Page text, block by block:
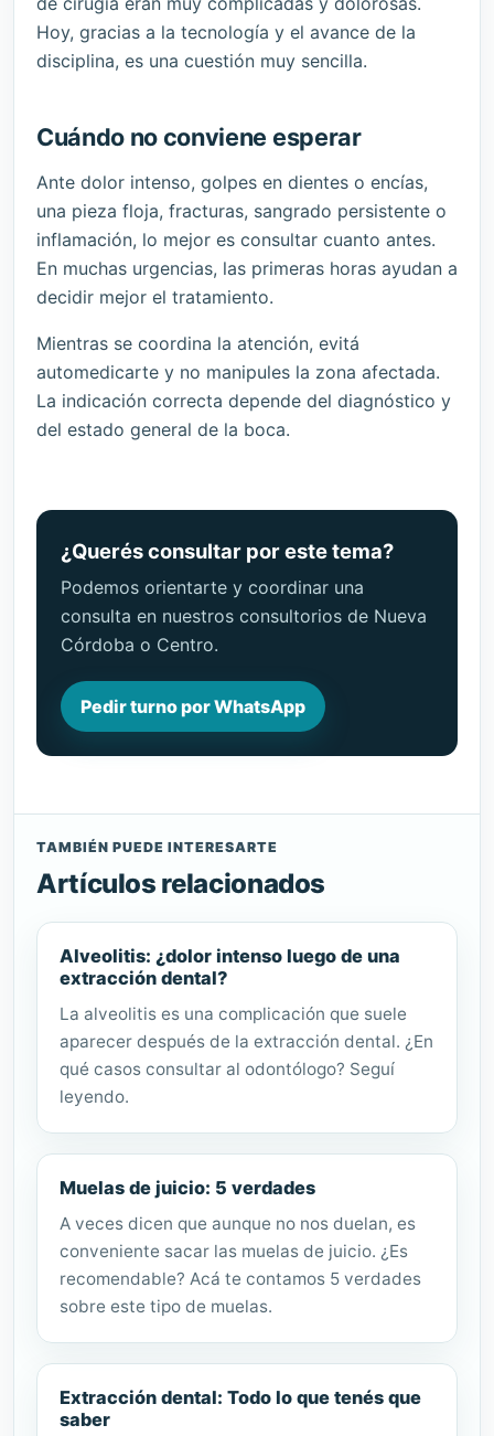
Hoy, gracias a la tecnología y el avance de la
disciplina, es una cuestión muy sencilla.
Cuándo no conviene esperar
Ante dolor intenso, golpes en dientes o encías,
una pieza floja, fracturas, sangrado persistente o
inflamación, lo mejor es consultar cuanto antes.
En muchas urgencias, las primeras horas ayudan a
decidir mejor el tratamiento.
Mientras se coordina la atención, evitá
automedicarte y no manipules la zona afectada.
La indicación correcta depende del diagnóstico y
del estado general de la boca.
¿Querés consultar por este tema?
Podemos orientarte y coordinar una
consulta en nuestros consultorios de Nueva
Córdoba o Centro.
Pedir turno por WhatsApp
TAMBIÉN PUEDE INTERESARTE
Artículos relacionados
Alveolitis: ¿dolor intenso luego de una
extracción dental?
La alveolitis es una complicación que suele
aparecer después de la extracción dental. ¿En
qué casos consultar al odontólogo? Seguí
leyendo.
Muelas de juicio: 5 verdades
A veces dicen que aunque no nos duelan, es
conveniente sacar las muelas de juicio. ¿Es
recomendable? Acá te contamos 5 verdades
sobre este tipo de muelas.
Extracción dental: Todo lo que tenés que
saber